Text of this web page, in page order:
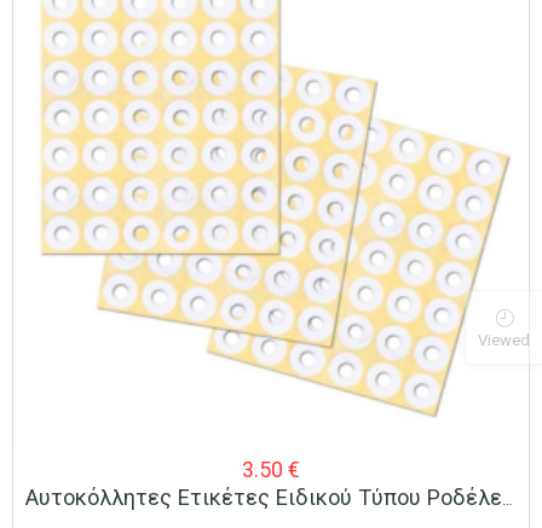
3.50 €
Αυτοκόλλητες Ετικέτες Ειδικού Τύπου Ροδέλες Σε Πακέτο Των 40 Φύλλων
Viewed